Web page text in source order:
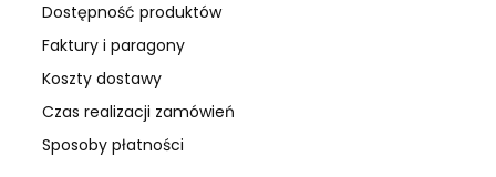
Dostępność produktów
Faktury i paragony
Koszty dostawy
Czas realizacji zamówień
Sposoby płatności